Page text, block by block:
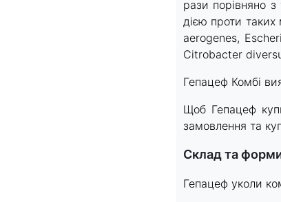
рази порівняно
дією проти
aerogenes,
Citrobacter
Гепацеф Комбі
Щоб Гепацеф
замовлення та
Склад та
Гепацеф уколи